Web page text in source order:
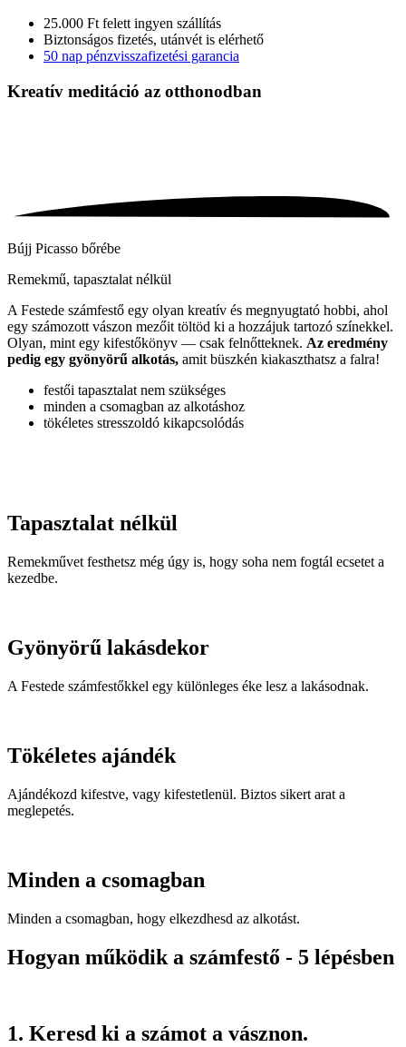
25.000 Ft felett ingyen szállítás
Biztonságos fizetés, utánvét is elérhető
50 nap pénzvisszafizetési garancia
Kreatív meditáció az otthonodban
Bújj Picasso bőrébe
Remekmű, tapasztalat nélkül
A Festede számfestő egy olyan kreatív és megnyugtató hobbi, ahol
egy számozott vászon mezőit töltöd ki a hozzájuk tartozó színekkel.
Olyan, mint egy kifestőkönyv — csak felnőtteknek. Az eredmény
pedig egy gyönyörű alkotás, amit büszkén kiakaszthatsz a falra!
festői tapasztalat nem szükséges
minden a csomagban az alkotáshoz
tökéletes stresszoldó kikapcsolódás
Tapasztalat nélkül
Remekművet festhetsz még úgy is, hogy soha nem fogtál ecsetet a
kezedbe.
Gyönyörű lakásdekor
A Festede számfestőkkel egy különleges éke lesz a lakásodnak.
Tökéletes ajándék
Ajándékozd kifestve, vagy kifestetlenül. Biztos sikert arat a
meglepetés.
Minden a csomagban
Minden a csomagban, hogy elkezdhesd az alkotást.
Hogyan működik a számfestő - 5 lépésben
1. Keresd ki a számot a vásznon.